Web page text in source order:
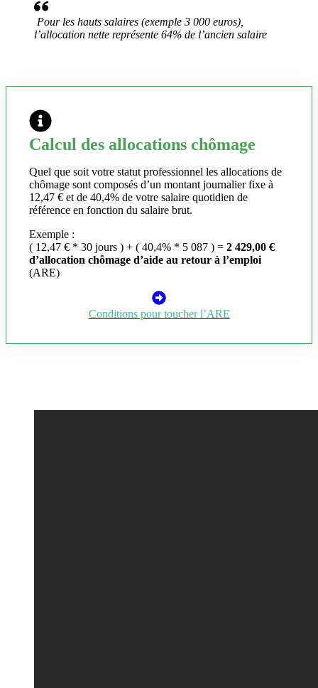
Pour les hauts salaires (exemple 3 000 euros),
l’allocation nette représente 64% de l’ancien salaire
Calcul des allocations chômage
Quel que soit votre statut professionnel les allocations de
chômage sont composés d’un montant journalier fixe à
12,47 € et de 40,4% de votre salaire quotidien de
référence en fonction du salaire brut.
Exemple :
( 12,47 € * 30 jours ) + ( 40,4% * 5 087 ) = 2 429,00 €
d’allocation chômage d’aide au retour à l’emploi
(ARE)
Conditions pour toucher l’ARE